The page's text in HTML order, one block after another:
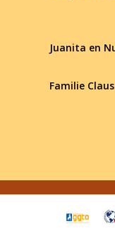
Juanita en
Familie